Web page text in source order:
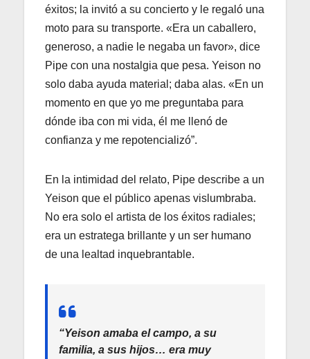
éxitos; la invitó a su concierto y le regaló una
moto para su transporte. «Era un caballero,
generoso, a nadie le negaba un favor», dice
Pipe con una nostalgia que pesa. Yeison no
solo daba ayuda material; daba alas. «En un
momento en que yo me preguntaba para
dónde iba con mi vida, él me llenó de
confianza y me repotencializó”.
En la intimidad del relato, Pipe describe a un
Yeison que el público apenas vislumbraba.
No era solo el artista de los éxitos radiales;
era un estratega brillante y un ser humano
de una lealtad inquebrantable.
“Yeison amaba el campo, a su
familia, a sus hijos… era muy